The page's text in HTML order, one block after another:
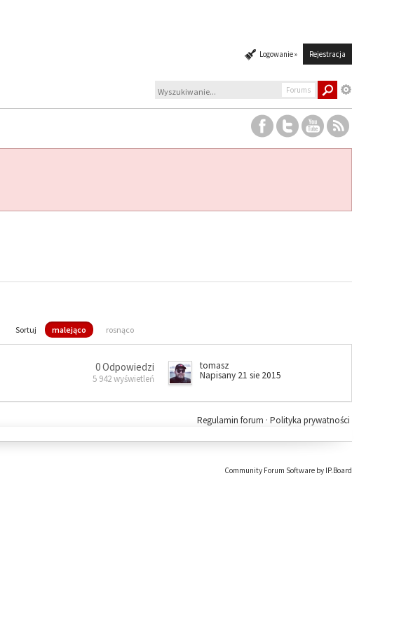
Logowanie » Rejestracja
Forums
Sortuj malejąco rosnąco
0 Odpowiedzi
5 942 wyświetleń
tomasz
Napisany 21 sie 2015
Polityka prywatności
Regulamin forum ·
Community Forum Software by IP.Board